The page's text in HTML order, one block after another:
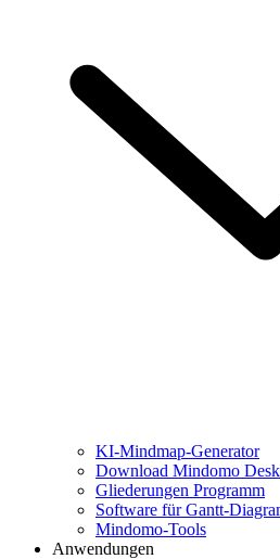
KI-Mindmap-Generator
Download Mindomo
Gliederungen Programm
Software für Gantt-
Mindomo-Tools
Anwendungen